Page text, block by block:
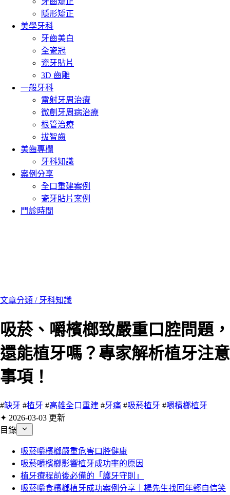
隱形矯正
美學牙科
牙齒美白
全瓷冠
瓷牙貼片
3D 齒雕
一般牙科
雷射牙周治療
微創牙周病治療
根管治療
拔智齒
美齒專欄
牙科知識
案例分享
全口重建案例
瓷牙貼片案例
門診時間
文章分類 / 牙科知識
吸菸、嚼檳榔致嚴重口腔問題，
還能植牙嗎？專家解析植牙注意
事項！
#缺牙 #植牙 #高雄全口重建 #牙痛 #吸菸植牙 #嚼檳榔植牙
✦ 2026-03-03 更新
目錄
吸菸嚼檳榔嚴重危害口腔健康
吸菸嚼檳榔影響植牙成功率的原因
植牙療程前後必備的「護牙守則」
吸菸嚼食檳榔植牙成功案例分享｜楊先生找回年輕自信笑